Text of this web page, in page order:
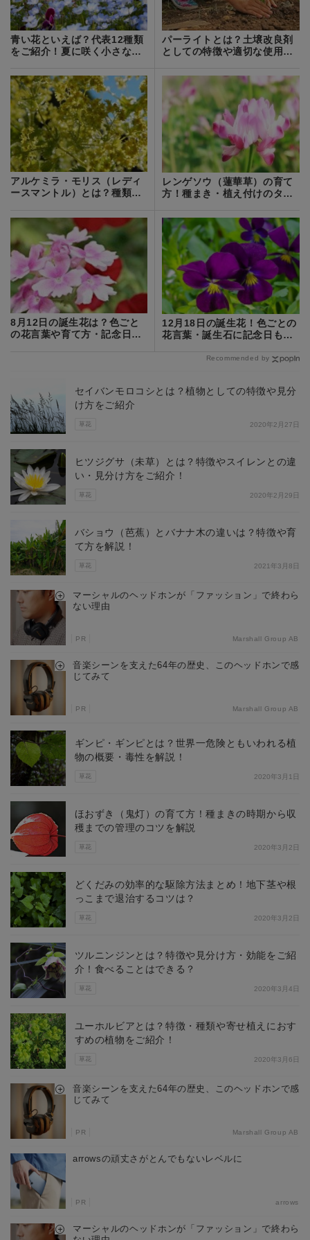
青い花といえば？代表12種類
をご紹介！夏に咲く小さな青
パーライトとは？土壌改良剤
としての特徴や適切な使用方
アルケミラ・モリス（レディ
ースマントル）とは？種類や
レンゲソウ（蓮華草）の育て
方！種まき・植え付けのタイ
8月12日の誕生花は？色ごと
の花言葉や育て方・記念日も
12月18日の誕生花！色ごとの
花言葉・誕生石に記念日もご
Recommended by
草花
セイバンモロコシとは？植物としての特徴や見分
け方をご紹介
2020年2月27日
草花
ヒツジグサ（未草）とは？特徴やスイレンとの違
い・見分け方をご紹介！
2020年2月29日
草花
バショウ（芭蕉）とバナナ木の違いは？特徴や育
て方を解説！
2021年3月8日
マーシャルのヘッドホンが「ファッション」で終わら
ない理由
PR Marshall Group AB
音楽シーンを支えた64年の歴史、このヘッドホンで感
じてみて
PR Marshall Group AB
草花
ギンピ・ギンピとは？世界一危険ともいわれる植
物の概要・毒性を解説！
2020年3月1日
草花
ほおずき（鬼灯）の育て方！種まきの時期から収
穫までの管理のコツを解説
2020年3月2日
草花
どくだみの効率的な駆除方法まとめ！地下茎や根
っこまで退治するコツは？
2020年3月2日
草花
ツルニンジンとは？特徴や見分け方・効能をご紹
介！食べることはできる？
2020年3月4日
草花
ユーホルビアとは？特徴・種類や寄せ植えにおす
すめの植物をご紹介！
2020年3月6日
音楽シーンを支えた64年の歴史、このヘッドホンで感
じてみて
PR Marshall Group AB
arrowsの頑丈さがとんでもないレベルに
PR arrows
マーシャルのヘッドホンが「ファッション」で終わら